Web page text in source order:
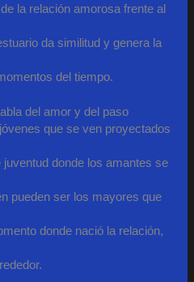
la relación amorosa frente al
da similitud y genera la
del tiempo.
del amor y del paso
que se ven proyectados
donde los amantes se
pueden ser los mayores que
donde nació la relación,